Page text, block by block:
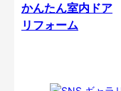
かんたん室内ドア
リフォーム